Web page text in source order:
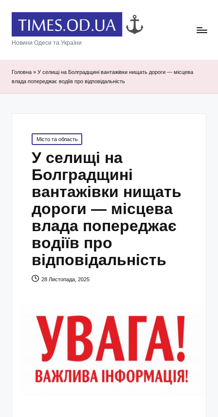
Новини Одеси та України
Головна » У селищі на Болградщині вантажівки нищать дороги — місцева
влада попереджає водіїв про відповідальність
Posted
in
Місто та область
У селищі на
Болградщині
вантажівки нищать
дороги — місцева
влада попереджає
водіїв про
відповідальність
28 Листопада, 2025